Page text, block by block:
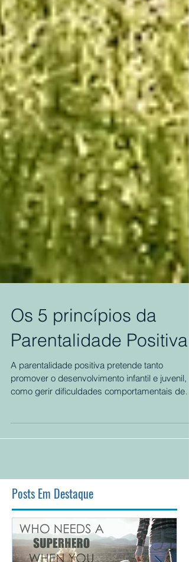
Os 5 princípios da
Parentalidade Positiva
A parentalidade positiva pretende tanto
como gerir dificuldades comportamentais de
Posts Em Destaque